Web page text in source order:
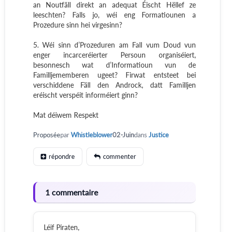
an Noutfäll direkt an adequat Éischt Hëllef ze
leeschten? Falls jo, wéi eng Formatiounen a
Prozedure sinn hei virgesinn?
5. Wéi sinn d’Prozeduren am Fall vum Doud vun
enger incarceréierter Persoun organiséiert,
besonnesch wat d’Informatioun vun de
Familljememberen ugeet? Firwat entsteet bei
verschiddene Fäll den Androck, datt Familljen
eréischt verspéit informéiert ginn?
Mat déiwem Respekt
ProposéeparWhistleblower02-Juindans Justice
répondre commenter
1 commentaire
Léif Piraten,